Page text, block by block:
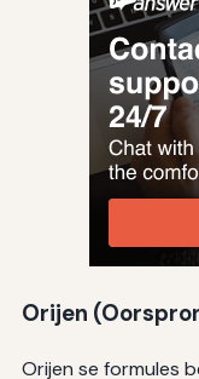
Orijen
Orijen se formules